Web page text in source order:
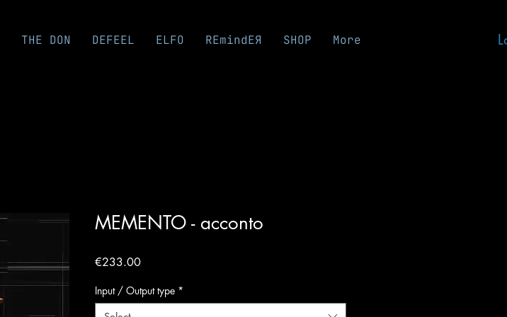
THE DON DEFEEL ELFO REmindEЯ SHOP More
MEMENTO - acconto
€233.00Price
Input / Output type *